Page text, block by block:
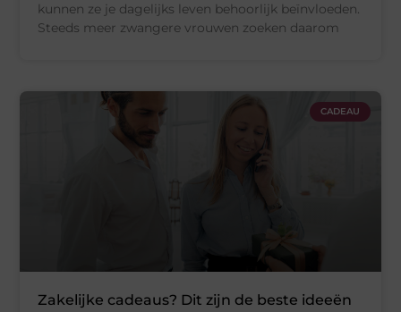
kunnen ze je dagelijks leven behoorlijk beïnvloeden.
Steeds meer zwangere vrouwen zoeken daarom
CADEAU
Zakelijke cadeaus? Dit zijn de beste ideeën